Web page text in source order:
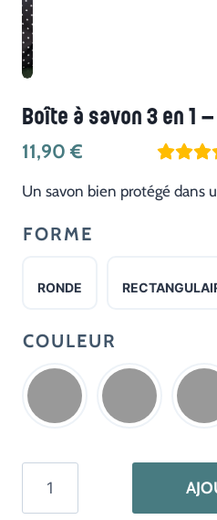
Boîte à savon 3 en 1
11,90 €
Un savon bien protégé dans
FORME
RONDE
COULEUR